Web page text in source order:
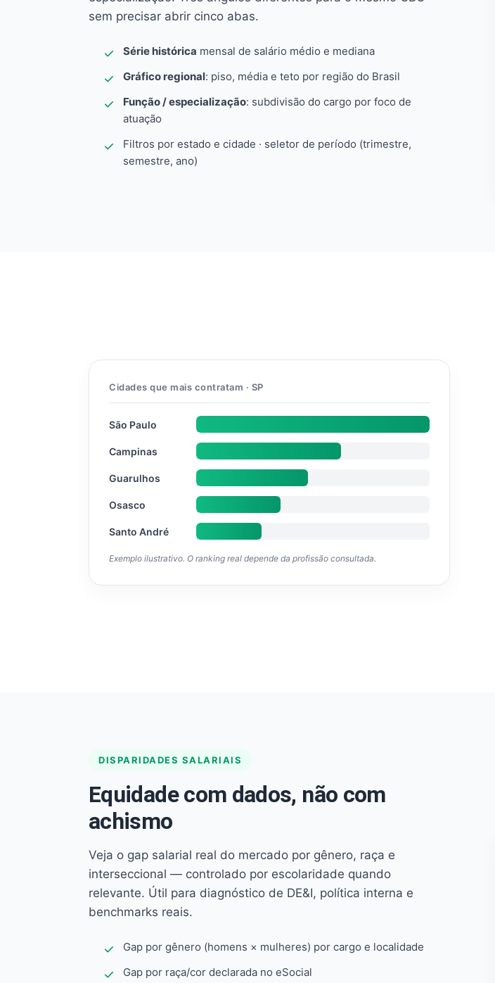
sem precisar abrir cinco abas.
Série histórica mensal de salário médio e mediana
Gráfico regional: piso, média e teto por região do Brasil
Função / especialização: subdivisão do cargo por foco de
atuação
Filtros por estado e cidade · seletor de período (trimestre,
semestre, ano)
Cidades que mais contratam · SP
São Paulo
Campinas
Guarulhos
Osasco
Santo André
Exemplo ilustrativo. O ranking real depende da profissão consultada.
DISPARIDADES SALARIAIS
Equidade com dados, não com
achismo
Veja o gap salarial real do mercado por gênero, raça e
interseccional — controlado por escolaridade quando
relevante. Útil para diagnóstico de DE&I, política interna e
benchmarks reais.
Gap por gênero (homens × mulheres) por cargo e localidade
Gap por raça/cor declarada no eSocial